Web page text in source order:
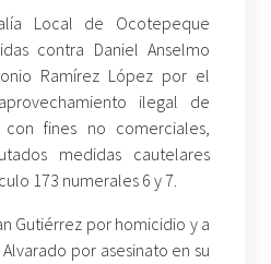
Local de Ocotepeque
contra Daniel Anselmo
Ramírez López por el
ilegal de
fines no comerciales,
medidas cautelares
173 numerales 6 y 7.
Gutiérrez por homicidio y a
por asesinato en su